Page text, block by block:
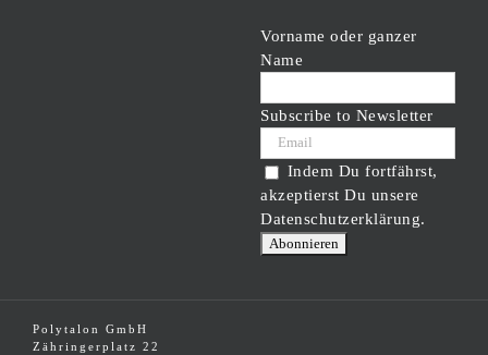
Vorname oder ganzer
Name
Subscribe to Newsletter
Indem Du fortfährst,
akzeptierst Du unsere
Datenschutzerklärung.
Polytalon GmbH
Zähringerplatz 22